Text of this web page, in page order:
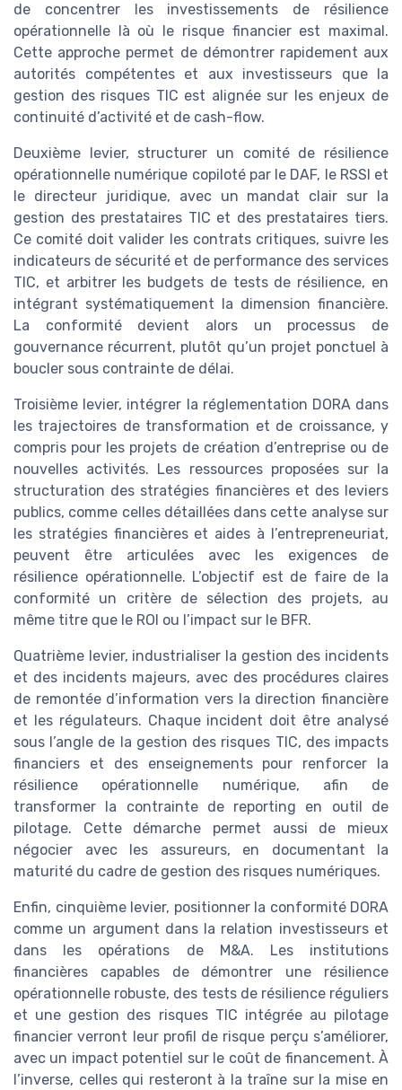
de concentrer les investissements de résilience
opérationnelle là où le risque financier est maximal.
Cette approche permet de démontrer rapidement aux
autorités compétentes et aux investisseurs que la
gestion des risques TIC est alignée sur les enjeux de
continuité d’activité et de cash-flow.
Deuxième levier, structurer un comité de résilience
opérationnelle numérique copiloté par le DAF, le RSSI et
le directeur juridique, avec un mandat clair sur la
gestion des prestataires TIC et des prestataires tiers.
Ce comité doit valider les contrats critiques, suivre les
indicateurs de sécurité et de performance des services
TIC, et arbitrer les budgets de tests de résilience, en
intégrant systématiquement la dimension financière.
La conformité devient alors un processus de
gouvernance récurrent, plutôt qu’un projet ponctuel à
boucler sous contrainte de délai.
Troisième levier, intégrer la réglementation DORA dans
les trajectoires de transformation et de croissance, y
compris pour les projets de création d’entreprise ou de
nouvelles activités. Les ressources proposées sur la
structuration des stratégies financières et des leviers
publics, comme celles détaillées dans cette analyse sur
les stratégies financières et aides à l’entrepreneuriat,
peuvent être articulées avec les exigences de
résilience opérationnelle. L’objectif est de faire de la
conformité un critère de sélection des projets, au
même titre que le ROI ou l’impact sur le BFR.
Quatrième levier, industrialiser la gestion des incidents
et des incidents majeurs, avec des procédures claires
de remontée d’information vers la direction financière
et les régulateurs. Chaque incident doit être analysé
sous l’angle de la gestion des risques TIC, des impacts
financiers et des enseignements pour renforcer la
résilience opérationnelle numérique, afin de
transformer la contrainte de reporting en outil de
pilotage. Cette démarche permet aussi de mieux
négocier avec les assureurs, en documentant la
maturité du cadre de gestion des risques numériques.
Enfin, cinquième levier, positionner la conformité DORA
comme un argument dans la relation investisseurs et
dans les opérations de M&A. Les institutions
financières capables de démontrer une résilience
opérationnelle robuste, des tests de résilience réguliers
et une gestion des risques TIC intégrée au pilotage
financier verront leur profil de risque perçu s’améliorer,
avec un impact potentiel sur le coût de financement. À
l’inverse, celles qui resteront à la traîne sur la mise en